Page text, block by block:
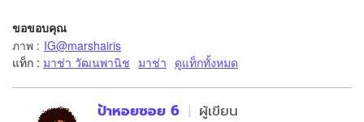
ขอขอบคุณ
ภาพ : IG@marshairis
แท็ก : มาช่า วัฒนพานิช มาช่า ดูแท็กทั้งหมด
ป้าหอยซอย 6 ผู้เขียน